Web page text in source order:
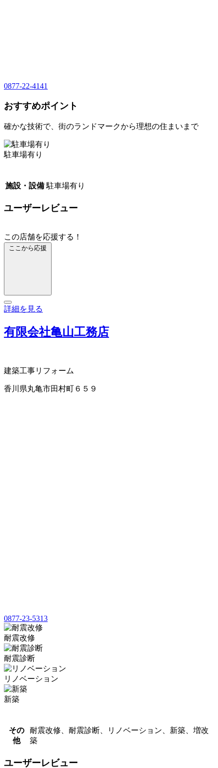
0877-22-4141
おすすめポイント
確かな技術で、街のランドマークから理想の住まいまで
駐車場有り
施設・設備 駐車場有り
ユーザーレビュー
この店舗を応援する！
ここから応援
詳細を見る
有限会社亀山工務店
建築工事リフォーム
香川県丸亀市田村町６５９
0877-23-5313
耐震改修
耐震診断
リノベーション
新築
その
他
耐震改修、耐震診断、リノベーション、新築、増改
築
ユーザーレビュー